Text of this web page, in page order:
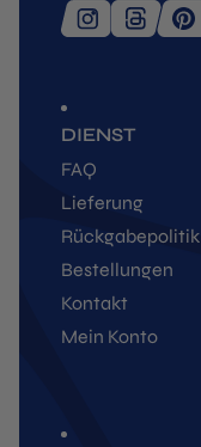
DIENST
FAQ
Lieferung
Rückgabepolitik
Bestellungen
Kontakt
Mein Konto